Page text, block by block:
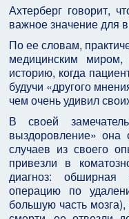
Ахтерберг говорит,
важное значение для
По ее словам,
медицинским
историю, когда
будучи «другого
чем очень удивил
В своей
выздоровление» она
случаев из своего
привезли в
диагноз:
операцию по
большую часть